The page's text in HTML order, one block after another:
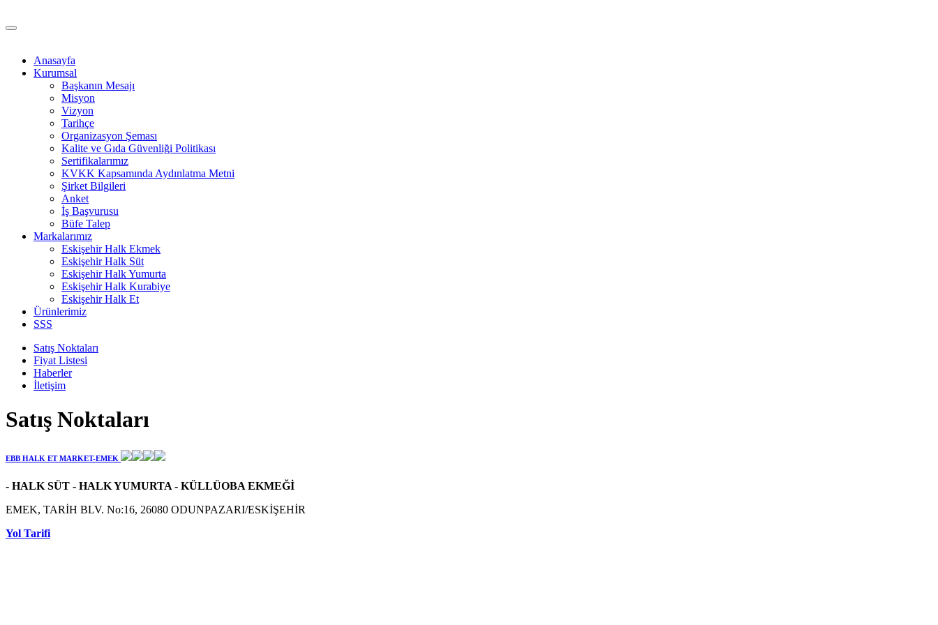
Anasayfa
Kurumsal
Başkanın Mesajı
Misyon
Vizyon
Tarihçe
Organizasyon Şeması
Kalite ve Gıda Güvenliği Politikası
Sertifikalarımız
KVKK Kapsamında Aydınlatma Metni
Şirket Bilgileri
Anket
İş Başvurusu
Büfe Talep
Markalarımız
Eskişehir Halk Ekmek
Eskişehir Halk Süt
Eskişehir Halk Yumurta
Eskişehir Halk Kurabiye
Eskişehir Halk Et
Ürünlerimiz
SSS
Satış Noktaları
Fiyat Listesi
Haberler
İletişim
Satış Noktaları
EBB HALK ET MARKET-EMEK
- HALK SÜT - HALK YUMURTA - KÜLLÜOBA EKMEĞİ
EMEK, TARİH BLV. No:16, 26080 ODUNPAZARI/ESKİŞEHİR
Yol Tarifi